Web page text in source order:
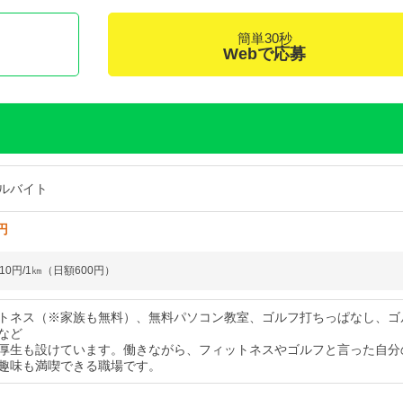
簡単30秒
Webで応募
バイト
円/1㎞（日額600円）
ネス（※家族も無料）、無料パソコン教室、ゴルフ打ちっぱなし、ゴ
ど
生も設けています。働きながら、フィットネスやゴルフと言った自分
味も満喫できる職場です。